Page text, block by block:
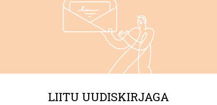
LIITU UUDISKIRJAGA